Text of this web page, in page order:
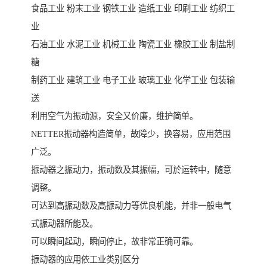
食品工业 粉末工业 钢铁工业 造纸工业 印刷工业 纺织工
业
石油工业 水泥工业 机械工业 陶瓷工业 橡胶工业 制盐制
糖
制药工业 建筑工业 电子工业 玻璃工业 化学工业 包装输
送
利用空气为振动源，安全又价廉，维护简单。
NETTER振动器构造简单，故障少，换容易，应用范围
广泛。
振动器之振动力，振动数及其振幅，可於运转中，随意
调整。
可达到高振动数及高振动力等优良机能，并非一般电气
式振动器所能及。
可以瞬间起动，瞬间停止，故非常正确可靠。
振动器的应用依工业类别区分